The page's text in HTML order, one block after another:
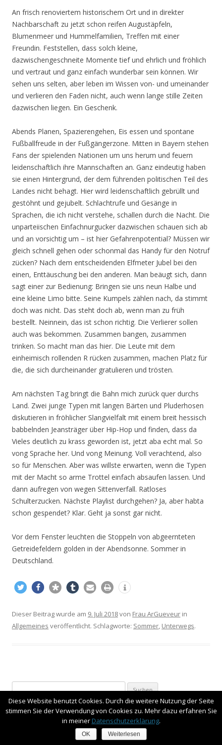
An frisch renoviertem historischem Ort und in direkter
Nachbarschaft zu jetzt schon reifen Augustäpfeln,
Blumenmeer und Hummelfamilien, Treffen mit einer
Freundin. Feststellen, dass solch kleine,
dazwischengeschneite Momente tief und ehrlich und fröhlich
und vertraut und ganz einfach wunderbar sein können. Wir
sehen uns selten, aber leben im Wissen von- und umeinander
und verlieren den Faden nicht, auch wenn lange stille Zeiten
dazwischen liegen. Ein Geschenk.
Abends Planen, Spazierengehen, Eis essen und spontane
Fußballfreude in der Fußgängerzone. Mitten in Bayern stehen
Fans der spielenden Nationen um uns herum und feuern
leidenschaftlich ihre Mannschaften an. Ganz eindeutig haben
sie einen Hintergrund, der dem führenden politischen Teil des
Landes nicht behagt. Hier wird leidenschaftlich gebrüllt und
gestöhnt und gejubelt. Schlachtrufe und Gesänge in
Sprachen, die ich nicht verstehe, schallen durch die Nacht. Die
unparteiischen Einfachnurgucker dazwischen schauen sich ab
und an vorsichtig um – ist hier Gefahrenpotential? Müssen wir
gleich schnell gehen oder schonmal das Handy für den Notruf
zücken? Nach dem entscheidenden Elfmeter Jubel bei den
einen, Enttäuschung bei den anderen. Man beäugt sich, dann
sagt einer zur Bedienung: Bringen sie uns neun Halbe und
eine kleine Limo bitte. Seine Kumpels zählen nach, da stimmt
doch was nicht. Das steht doch ab, wenn man zu früh
bestellt. Neinnein, das ist schon richtig. Die Verlierer sollen
auch was bekommen. Zusammen bangen, zusammen
trinken. So macht man das hier. Die Leute mit dem
einheimisch rollenden R rücken zusammen, machen Platz für
die, die sich durcheinander gratulieren und trösten.
Am nächsten Tag bringt die Bahn mich zurück quer durchs
Land. Zwei junge Typen mit langen Bärten und Pluderhosen
diskutieren in fröhlicher Slangvielfalt mit einem breit hessisch
babbelnden Jeansträger über Hip-Hop und finden, dass da
Vieles deutlich zu krass geworden ist, jetzt aba echt mal. So
vong Sprache her. Und vong Meinung. Voll verachtend, also
so für Menschen. Aber was willste erwarten, wenn die Typen
mit der Macht so arme Trottel einfach absaufen lassen. Und
dann aufregen von wegen Sittenverfall. Ratloses
Schulterzucken. Nächste Playlist durchgehen? Ja, aber habta
schon gespendet? Klar. Geht ja sonst gar nicht.
Vor dem Fenster leuchten die Stoppeln von abgeernteten
Getreidefeldern golden in der Abendsonne. Sommer in
Deutschland.
Dieser Beitrag wurde am 9. Juli 2018von Frau ArGueveur in
Allgemeines veröffentlicht. Schlagworte: Sommer, Unterwegs.
u
c
Diese Website benutzt Cookies. Durch die weitere Nutzung der Seite
stimmen Sie der Verwendung von Cookies zu. Mehr dazu erfahren Sie
in meiner Datenschutzerklärung.
OK Weiterlesen